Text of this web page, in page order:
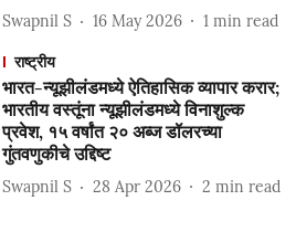
Swapnil S 16 May 2026 1 min read
राष्ट्रीय
भारत-न्यूझीलंडमध्ये ऐतिहासिक व्यापार करार;
भारतीय वस्तूंना न्यूझीलंडमध्ये विनाशुल्क
प्रवेश, १५ वर्षांत २० अब्ज डॉलरच्या
गुंतवणुकीचे उद्दिष्ट
Swapnil S 28 Apr 2026 2 min read